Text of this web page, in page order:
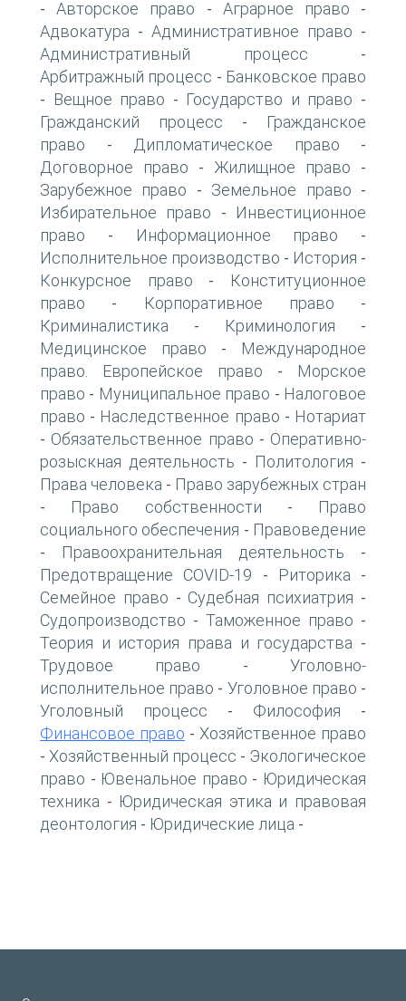
-Авторское право - Аграрное право -
Адвокатура - Административное право -
Административный процесс -
Арбитражный процесс - Банковское право
- Вещное право - Государство и право -
Гражданский процесс -
Гражданское
право - Дипломатическое право -
Договорное право - Жилищное право -
Зарубежное право - Земельное право -
Избирательное право -
Инвестиционное
право - Информационное право -
Исполнительное производство - История -
Конкурсное право -
Конституционное
право - Корпоративное право -
Криминалистика - Криминология -
Медицинское право -
Международное
право. Европейское право -
Морское
право - Муниципальное право - Налоговое
право - Наследственное право - Нотариат
- Обязательственное право - Оперативно-
розыскная деятельность - Политология -
Права человека - Право зарубежных стран
- Право собственности -
Право
социального обеспечения - Правоведение
- Правоохранительная деятельность -
Предотвращение COVID-19 - Риторика -
Семейное право - Судебная психиатрия -
Судопроизводство - Таможенное право -
Теория и история права и государства -
Трудовое право -Уголовно-
исполнительное право - Уголовное право -
Уголовный процесс - Философия -
Финансовое право - Хозяйственное право
- Хозяйственный процесс - Экологическое
право - Ювенальное право - Юридическая
техника - Юридическая этика и правовая
деонтология - Юридические лица -